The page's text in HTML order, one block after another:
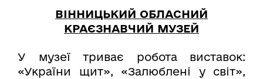
ВІННИЦЬКИЙ ОБЛАСНИЙ
КРАЄЗНАВЧИЙ МУЗЕЙ
У музеї триває робота виставок:
«України щит», «Залюблені у світ»,